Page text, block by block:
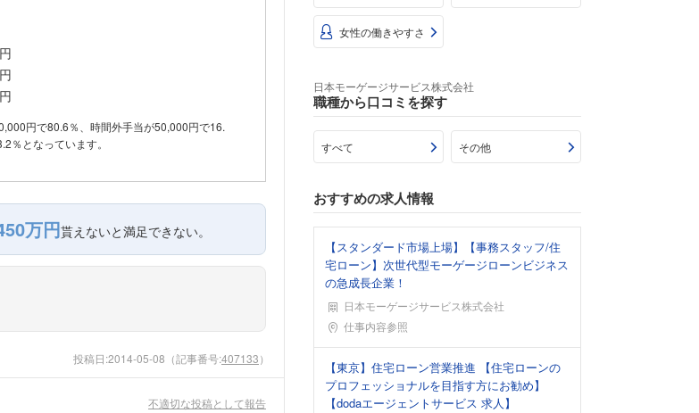
円で80.6％、時間外手当が50,000円で16.
％となっています。
万円貰えないと満足できない。
投稿日:2014-05-08 （記事番号:407133）
不適切な投稿として報告
女性の働きやすさ
日本モーゲージサービス株式会社
職種から口コミを探す
すべて その他
おすすめの求人情報
【スタンダード市場上場】【事務スタッフ/住
宅ローン】次世代型モーゲージローンビジネス
の急成長企業！
日本モーゲージサービス株式会社
勤務地仕事内容参照
【東京】住宅ローン営業推進 【住宅ローンの
プロフェッショナルを目指す方にお勧め】
【dodaエージェントサービス 求人】